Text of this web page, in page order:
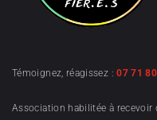
Témoignez, réagissez :07 71
Association habilitée à recevoir